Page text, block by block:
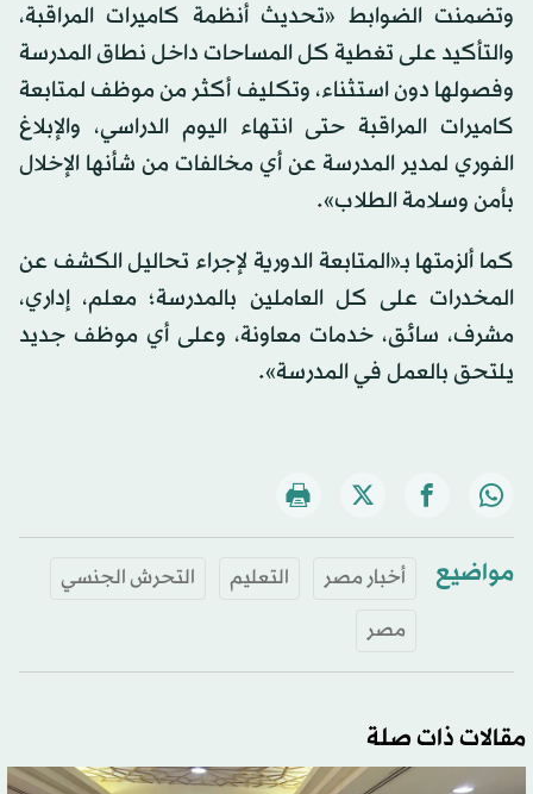
وتضمنت الضوابط «تحديث أنظمة كاميرات المراقبة،
والتأكيد على تغطية كل المساحات داخل نطاق المدرسة
وفصولها دون استثناء، وتكليف أكثر من موظف لمتابعة
كاميرات المراقبة حتى انتهاء اليوم الدراسي، والإبلاغ
الفوري لمدير المدرسة عن أي مخالفات من شأنها الإخلال
بأمن وسلامة الطلاب».
كما ألزمتها بـ«المتابعة الدورية لإجراء تحاليل الكشف عن
المخدرات على كل العاملين بالمدرسة؛ معلم، إداري،
مشرف، سائق، خدمات معاونة، وعلى أي موظف جديد
يلتحق بالعمل في المدرسة».
مواضيع أخبار مصر التعليم
التحرش الجنسي
مصر
مقالات ذات صلة